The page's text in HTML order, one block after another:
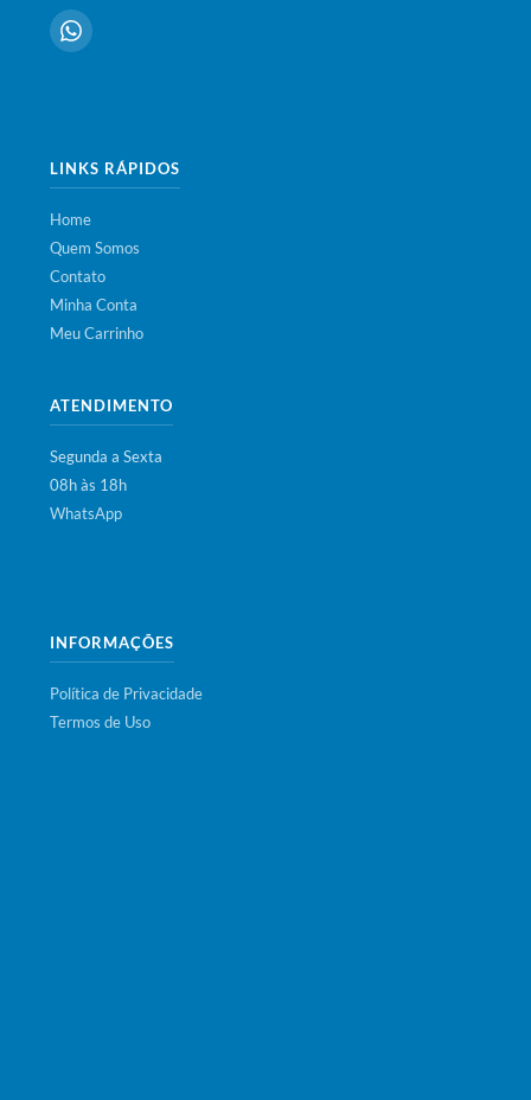
LINKS RÁPIDOS
Home
Quem Somos
Contato
Minha Conta
Meu Carrinho
ATENDIMENTO
Segunda a Sexta
08h às 18h
WhatsApp
INFORMAÇÕES
Política de Privacidade
Termos de Uso